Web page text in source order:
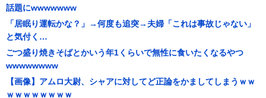
話題にwwwwwww
「居眠り運転かな？」→何度も追突→夫婦「これは事故じゃない」
と気付く…
ごつ盛り焼きそばとかいう年1くらいで無性に食いたくなるやつ
wwwwwwww
【画像】アムロ大尉、シャアに対してど正論をかましてしまうｗｗ
ｗｗｗｗｗｗｗｗ